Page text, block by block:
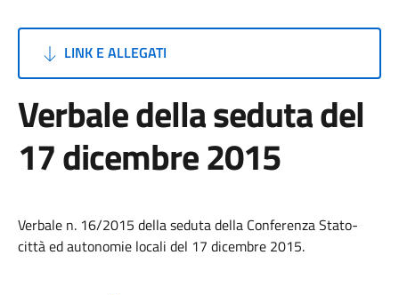
LINK E ALLEGATI
Verbale della seduta del
17 dicembre 2015
Verbale n. 16/2015 della seduta della Conferenza Stato-
città ed autonomie locali del 17 dicembre 2015.